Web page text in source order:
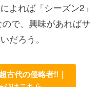
よれば「シーズン2」
で、興味があればサ
だろう。
古代の侵略者!!｜